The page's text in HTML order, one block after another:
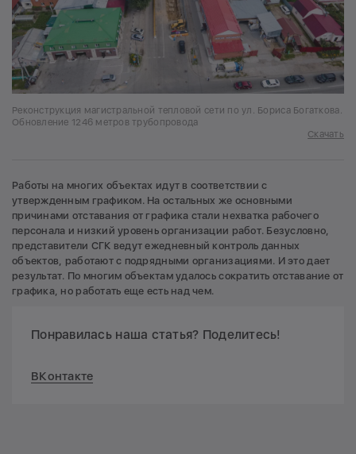
Реконструкция магистральной тепловой сети по ул. Бориса Богаткова.
Обновление 1246 метров трубопровода
Скачать
Работы на многих объектах идут в соответствии с
утвержденным графиком. На остальных же основными
причинами отставания от графика стали нехватка рабочего
персонала и низкий уровень организации работ. Безусловно,
представители СГК ведут ежедневный контроль данных
объектов, работают с подрядными организациями. И это дает
результат. По многим объектам удалось сократить отставание от
графика, но работать еще есть над чем.
Понравилась наша статья? Поделитесь!
ВКонтакте